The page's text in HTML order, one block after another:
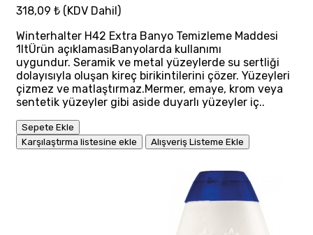
318,09 ₺ (KDV Dahil)
Winterhalter H42 Extra Banyo Temizleme Maddesi
1ltÜrün açıklamasıBanyolarda kullanımı
uygundur. Seramik ve metal yüzeylerde su sertliği
dolayısıyla oluşan kireç birikintilerini çözer. Yüzeyleri
çizmez ve matlaştırmaz.Mermer, emaye, krom veya
sentetik yüzeyler gibi aside duyarlı yüzeyler iç..
Sepete Ekle
Karşılaştırma listesine ekle
Alışveriş Listeme Ekle